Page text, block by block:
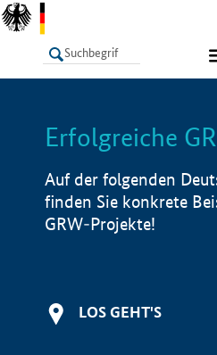
LISTE
Erfolgreiche
Auf der folgenden
finden Sie konkrete
GRW-Projekte!
LOS GEHT'S